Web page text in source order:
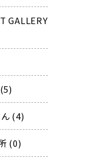
GALLERY
(4)
(0)